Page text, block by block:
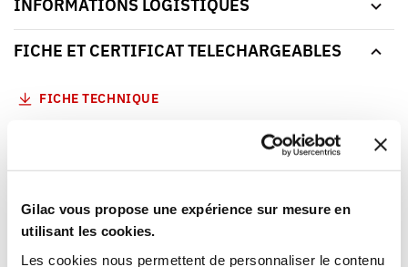
Gilac vous propose une expérience sur mesure en
utilisant les cookies.
Les cookies nous permettent de personnaliser le contenu
INFORMATIONS LOGISTIQUES
FICHE ET CERTIFICAT TELECHARGEABLES
FICHE TECHNIQUE
GUIDE HYGIÈNE
VOUS AIMEREZ AUSSI